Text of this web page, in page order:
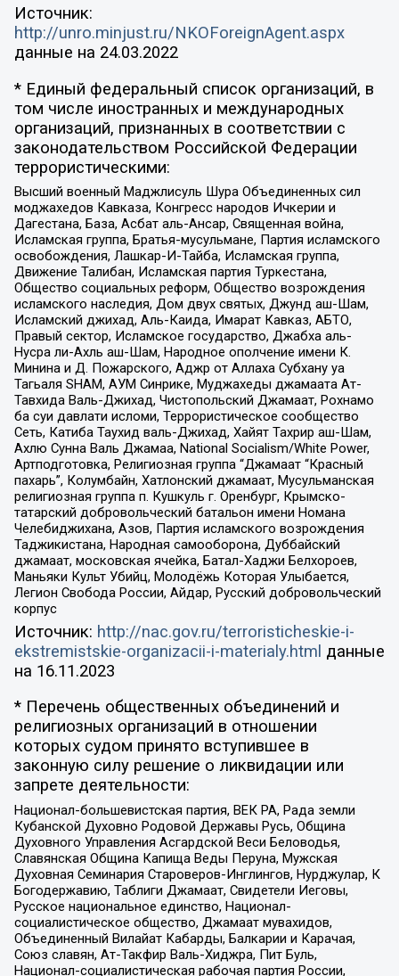
Источник:
http://unro.minjust.ru/NKOForeignAgent.aspx
данные на 24.03.2022
* Единый федеральный список организаций, в
том числе иностранных и международных
организаций, признанных в соответствии с
законодательством Российской Федерации
террористическими:
Высший военный Маджлисуль Шура Объединенных сил
моджахедов Кавказа, Конгресс народов Ичкерии и
Дагестана, База, Асбат аль-Ансар, Священная война,
Исламская группа, Братья-мусульмане, Партия исламского
освобождения, Лашкар-И-Тайба, Исламская группа,
Движение Талибан, Исламская партия Туркестана,
Общество социальных реформ, Общество возрождения
исламского наследия, Дом двух святых, Джунд аш-Шам,
Исламский джихад, Аль-Каида, Имарат Кавказ, АБТО,
Правый сектор, Исламское государство, Джабха аль-
Нусра ли-Ахль аш-Шам, Народное ополчение имени К.
Минина и Д. Пожарского, Аджр от Аллаха Субхану уа
Тагьаля SHAM, АУМ Синрике, Муджахеды джамаата Ат-
Тавхида Валь-Джихад, Чистопольский Джамаат, Рохнамо
ба суи давлати исломи, Террористическое сообщество
Сеть, Катиба Таухид валь-Джихад, Хайят Тахрир аш-Шам,
Ахлю Сунна Валь Джамаа, National Socialism/White Power,
Артподготовка, Религиозная группа “Джамаат “Красный
пахарь”, Колумбайн, Хатлонский джамаат, Мусульманская
религиозная группа п. Кушкуль г. Оренбург, Крымско-
татарский добровольческий батальон имени Номана
Челебиджихана, Азов, Партия исламского возрождения
Таджикистана, Народная самооборона, Дуббайский
джамаат, московская ячейка, Батал-Хаджи Белхороев,
Маньяки Культ Убийц, Молодёжь Которая Улыбается,
Легион Свобода России, Айдар, Русский добровольческий
корпус
Источник: http://nac.gov.ru/terroristicheskie-i-
ekstremistskie-organizacii-i-materialy.html данные
на 16.11.2023
* Перечень общественных объединений и
религиозных организаций в отношении
которых судом принято вступившее в
законную силу решение о ликвидации или
запрете деятельности:
Национал-большевистская партия, ВЕК РА, Рада земли
Кубанской Духовно Родовой Державы Русь, Община
Духовного Управления Асгардской Веси Беловодья,
Славянская Община Капища Веды Перуна, Мужская
Духовная Семинария Староверов-Инглингов, Нурджулар, К
Богодержавию, Таблиги Джамаат, Свидетели Иеговы,
Русское национальное единство, Национал-
социалистическое общество, Джамаат мувахидов,
Объединенный Вилайат Кабарды, Балкарии и Карачая,
Союз славян, Ат-Такфир Валь-Хиджра, Пит Буль,
Национал-социалистическая рабочая партия России,